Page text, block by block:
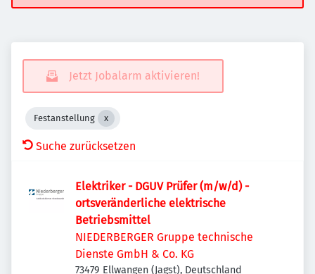
Jetzt Jobalarm aktivieren!
Festanstellung
Suche zurücksetzen
Elektriker - DGUV Prüfer (m/w/d) -
ortsveränderliche elektrische
Betriebsmittel
NIEDERBERGER Gruppe technische
Dienste GmbH & Co. KG
73479 Ellwangen (Jagst), Deutschland